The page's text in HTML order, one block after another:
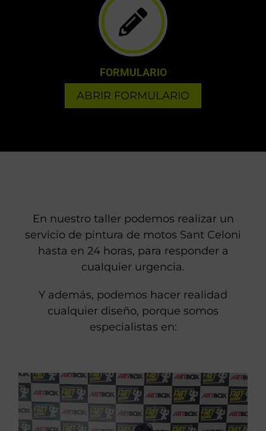
FORMULARIO
ABRIR FORMULARIO
En nuestro taller podemos realizar un
servicio de pintura de motos Sant Celoni
hasta en 24 horas, para responder a
cualquier urgencia.
Y además, podemos hacer realidad
cualquier diseño, porque somos
especialistas en: